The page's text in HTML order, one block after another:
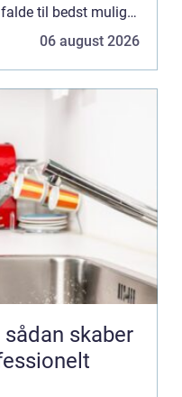
til bedst muligt.
gætte på...
06 august 2026
skaber